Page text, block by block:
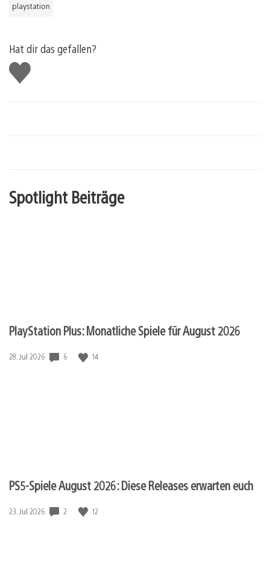
playstation
Hat dir das gefallen?
Gefällt
mir
Spotlight Beiträge
PlayStation Plus: Monatliche Spiele für August 2026
Veröffentlichungsdatum:
28. Jul 2026 6 14
PS5-Spiele August 2026: Diese Releases erwarten euch
Veröffentlichungsdatum:
23. Jul 2026 2 12